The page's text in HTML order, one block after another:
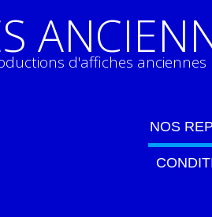
d'affiches anciennes
NOS